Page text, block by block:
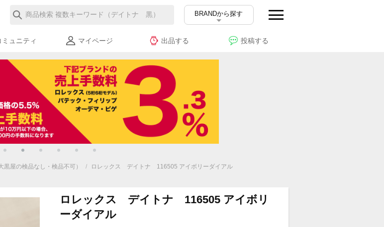
BRANDから探す
ミュニティ マイページ 出品する 投稿する
屋の検品なし・検品不可） / ロレックス デイトナ 116505 アイボリーダイアル
ロレックス デイトナ 116505 アイボリ
ーダイアル